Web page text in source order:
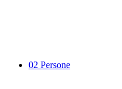
02 Persone